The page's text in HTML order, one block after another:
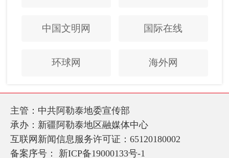
中国文明网 国际在线
环球网 海外网
主管：中共阿勒泰地委宣传部
承办：新疆阿勒泰地区融媒体中心
互联网新闻信息服务许可证：65120180002
备案序号： 新ICP备19000133号-1